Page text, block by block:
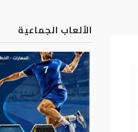
الألعاب الجماعية